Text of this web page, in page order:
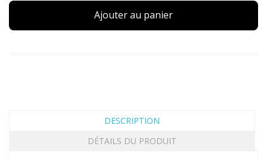
Ajouter au panier
DESCRIPTION
DÉTAILS DU PRODUIT